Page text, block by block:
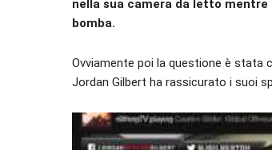
nella sua camera da letto
bomba.
Ovviamente poi la questione è stata
Jordan Gilbert ha rassicurato i suoi